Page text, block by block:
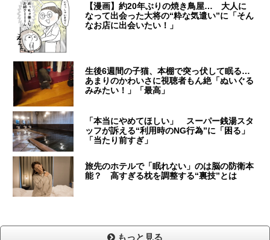
【漫画】約20年ぶりの焼き鳥屋… 大人に
なって出会った大将の“粋な気遣い”に「そん
なお店に出会いたい！」
生後6週間の子猫、本棚で突っ伏して眠る…
あまりのかわいさに視聴者もん絶「ぬいぐる
みみたい！」「最高」
「本当にやめてほしい」 スーパー銭湯スタ
ッフが訴える“利用時のNG行為”に「困る」
「当たり前すぎ」
旅先のホテルで「眠れない」のは脳の防衛本
能？ 高すぎる枕を調整する“裏技”とは
もっと見る